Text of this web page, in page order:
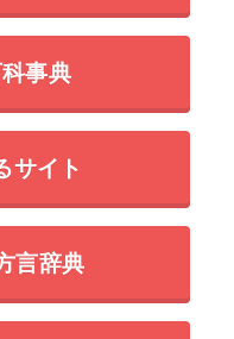
事典
サイト
言辞典